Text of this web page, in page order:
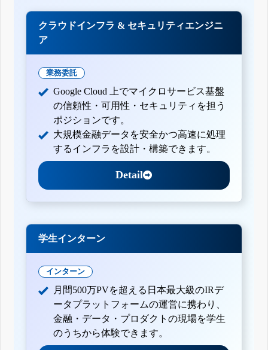
クラウドインフラ & セキュリティエンジニ
ア
業務委託
Google Cloud 上でマイクロサービス基盤
の信頼性・可用性・セキュリティを担う
ポジションです。
大規模金融データを安全かつ高速に処理
するインフラを設計・構築できます。
Detail
学生インターン
インターン
月間500万PVを超える日本最大級のIRデ
ータプラットフォームの運営に携わり、
金融・データ・プロダクトの現場を学生
のうちから体験できます。